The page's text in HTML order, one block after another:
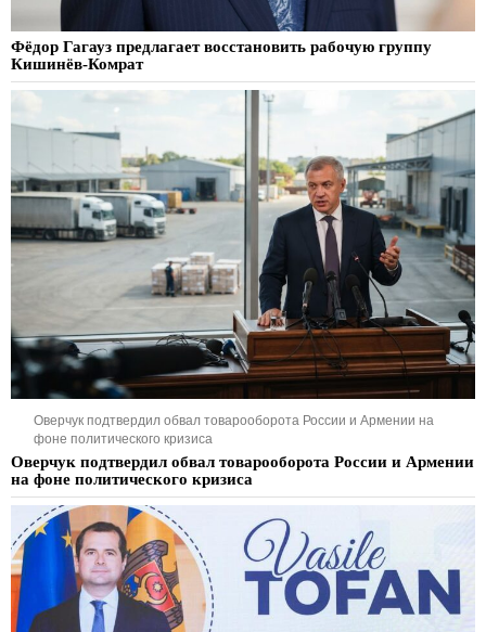
Фёдор Гагауз предлагает восстановить рабочую группу
Кишинёв-Комрат
Оверчук подтвердил обвал товарооборота России и Армении на
фоне политического кризиса
Оверчук подтвердил обвал товарооборота России и Армении
на фоне политического кризиса